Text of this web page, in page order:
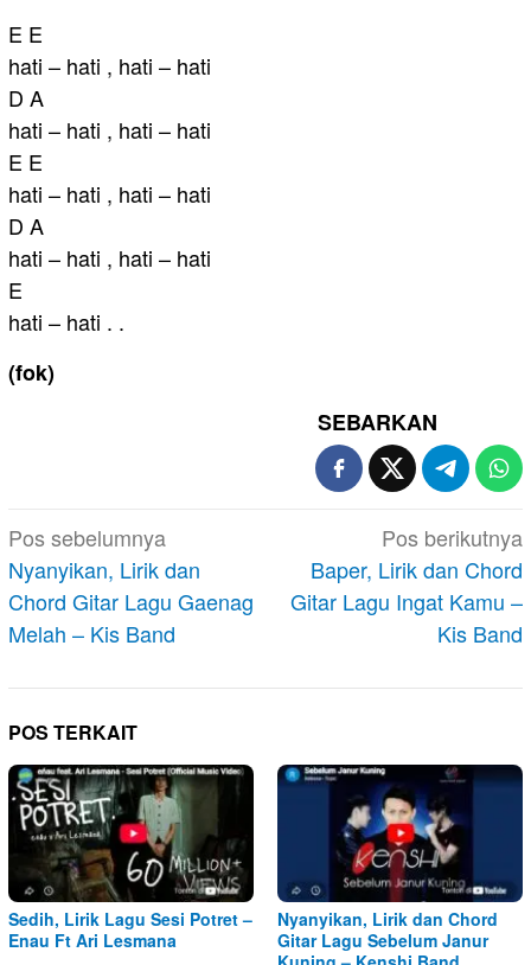
E E
hati – hati , hati – hati
D A
hati – hati , hati – hati
E E
hati – hati , hati – hati
D A
hati – hati , hati – hati
E
hati – hati . .
(fok)
SEBARKAN
Navigasi
pos
Pos sebelumnya
Nyanyikan, Lirik dan
Chord Gitar Lagu Gaenag
Melah – Kis Band
Pos berikutnya
Baper, Lirik dan Chord
Gitar Lagu Ingat Kamu –
Kis Band
POS TERKAIT
Sedih, Lirik Lagu Sesi Potret –
Enau Ft Ari Lesmana
Nyanyikan, Lirik dan Chord
Gitar Lagu Sebelum Janur